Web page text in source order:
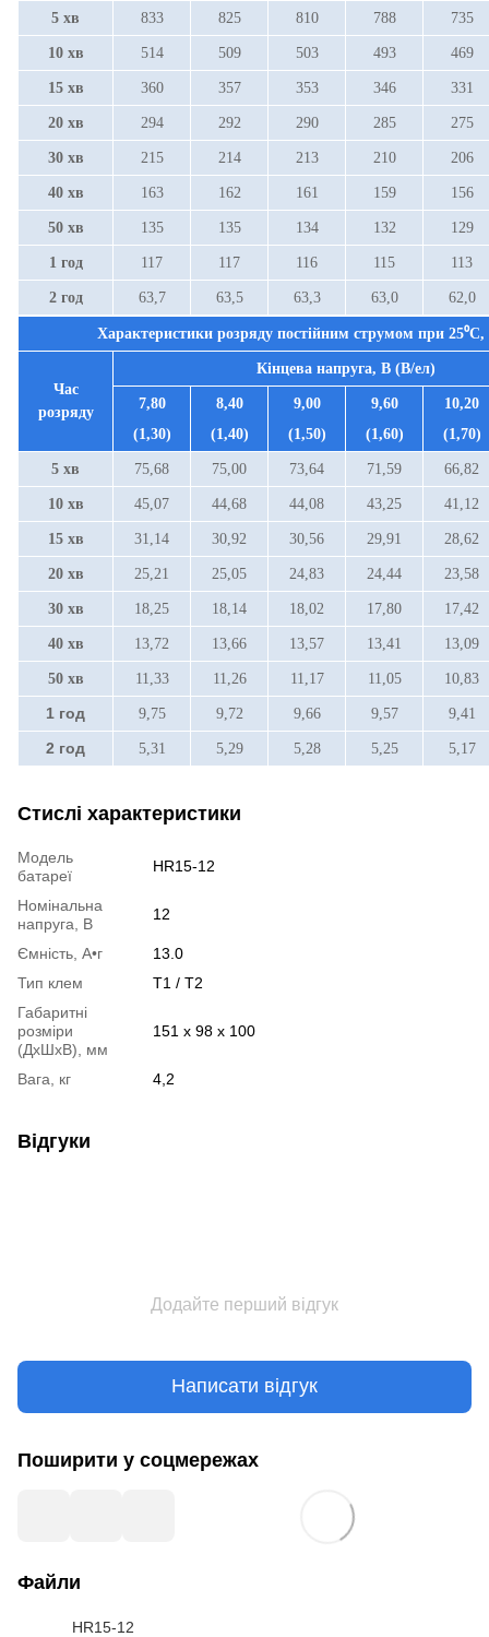
5 хв 833 825 810 788 735
10 хв 514 509 503 493 469
15 хв 360 357 353 346 331
20 хв 294 292 290 285 275
30 хв 215 214 213 210 206
40 хв 163 162 161 159 156
50 хв 135 135 134 132 129
1 год 117 117 116 115 113
2 год 63,7 63,5 63,3 63,0 62,0
Характеристики розряду постійним струмом при 25⁰С,
Час
розряду
Кінцева напруга, В (В/ел)
7,80
(1,30)
8,40
(1,40)
9,00
(1,50)
9,60
(1,60)
10,20
(1,70)
5 хв 75,68 75,00 73,64 71,59 66,82
10 хв 45,07 44,68 44,08 43,25 41,12
15 хв 31,14 30,92 30,56 29,91 28,62
20 хв 25,21 25,05 24,83 24,44 23,58
30 хв 18,25 18,14 18,02 17,80 17,42
40 хв 13,72 13,66 13,57 13,41 13,09
50 хв 11,33 11,26 11,17 11,05 10,83
1 год 9,75 9,72 9,66 9,57 9,41
2 год 5,31 5,29 5,28 5,25 5,17
Стислі характеристики
Модель
батареї
HR15-12
Номінальна
напруга, В
12
Ємність, А•г
13.0
Тип клем
Т1 / Т2
Габаритні
розміри
(ДхШхВ), мм
151 х 98 х 100
Вага, кг 4,2
Відгуки
Додайте перший відгук
Написати відгук
Поширити у соцмережах
Файли
HR15-12